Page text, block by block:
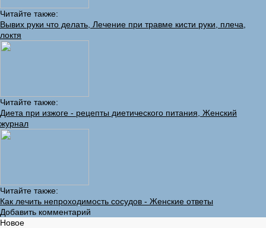
Читайте также:
Вывих руки что делать, Лечение при травме кисти руки, плеча,
локтя
Читайте также:
Диета при изжоге - рецепты диетического питания, Женский
журнал
Читайте также:
Как лечить непроходимость сосудов - Женские ответы
Добавить комментарий
Новое